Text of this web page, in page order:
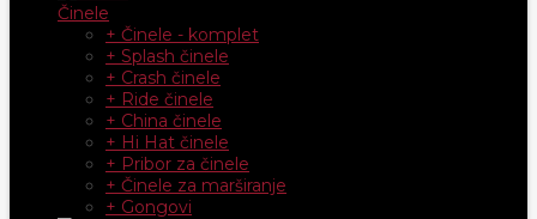
Činele
+ Činele - komplet
+ Splash činele
+ Crash činele
+ Ride činele
+ China činele
+ Hi Hat činele
+ Pribor za činele
+ Činele za marširanje
+ Gongovi